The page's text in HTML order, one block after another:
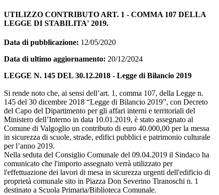
UTILIZZO CONTRIBUTO ART. 1 - COMMA 107 DELLA
LEGGE DI STABILITA' 2019.
Data di pubblicazione: 12/05/2020
Data di ultimo aggiornamento: 20/12/2024
LEGGE N. 145 DEL 30.12.2018 - Legge di Bilancio 2019
Si rende noto che, ai sensi dell’art. 1, comma 107, della Legge n.
145 del 30 dicembre 2018 “Legge di Bilancio 2019”, con Decreto
del Capo del Dipartimento per gli affari interni e territoriali del
Ministero dell’Interno in data 10.01.2019, è stato assegnato al
Comune di Valgoglio un contributo di euro 40.000,00 per la messa
in sicurezza di scuole, strade, edifici pubblici e patrimonio culturale
per l’anno 2019.
Nella seduta del Consiglio Comunale del 09.04.2019 il Sindaco ha
comunicato che l'importo assegnato verrà utilizzato per
l'effettuazione dei lavori di mesa in sicurezza urgenti dell'edificio di
proprietà comunale sito in Piazza Don Severino Tiranoschi n. 1
destinato a Scuola Primaria/Biblioteca Comunale.